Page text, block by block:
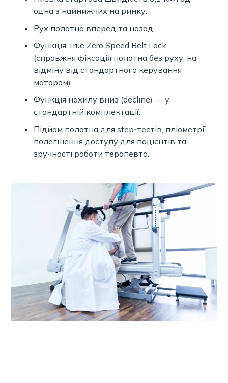
одна з найнижчих на ринку.
Рух полотна вперед та назад.
Функція True Zero Speed Belt Lock
(справжня фіксація полотна без руху, на
відміну від стандартного керування
мотором).
Функція нахилу вниз (decline) — у
стандартній комплектації.
Підйом полотна для step‑тестів, пліометрії,
полегшення доступу для пацієнтів та
зручності роботи терапевта.